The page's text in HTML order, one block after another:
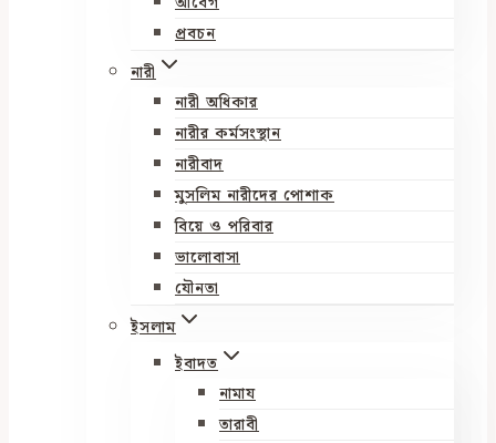
প্রবচন
নারী
নারী অধিকার
নারীর কর্মসংস্থান
নারীবাদ
মুসলিম নারীদের পোশাক
বিয়ে ও পরিবার
ভালোবাসা
যৌনতা
ইসলাম
ইবাদত
নামায
তারাবী